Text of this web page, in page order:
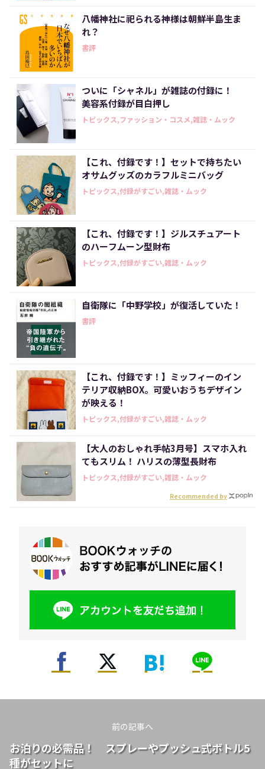
八幡神社に祀られる神様は朝鮮半島生ま
れ？
書評
ついに「シャネル」が雑誌の付録に！
美容系付録が目白押し
トピックス,ファッション・コスメ,雑誌・ムック
【これ、付録です！】セットで持ちたい
オサムグッズのカラフルミニバッグ
トピックス,付録がすごい,雑誌・ムック
【これ、付録です！】ジルスチュアート
のハーフムーン型財布
トピックス,付録がすごい,雑誌・ムック
自衛隊に「中野学校」が復活していた！
書評
【これ、付録です！】ミッフィーのイン
テリア収納BOX。可愛いおうちデザイン
が映える！
トピックス,付録がすごい,雑誌・ムック
【大人のおしゃれ手帖3月号】スマホ入れ
てもスリム！ ハリスの薄型長財布
トピックス,付録がすごい,雑誌・ムック
Recommended by
前の記事へ
お泊りの必需品！ スプレーやプッシュ式ボトル5
種がセットに